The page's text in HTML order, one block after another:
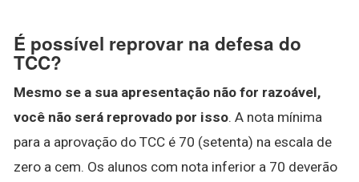
É possível reprovar na defesa do
TCC?
Mesmo se a sua apresentação não for razoável,
você não será reprovado por isso. A nota mínima
para a aprovação do TCC é 70 (setenta) na escala de
zero a cem. Os alunos com nota inferior a 70 deverão